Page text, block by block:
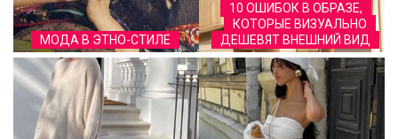
МОДА В ЭТНО-СТИЛЕ
10 ОШИБОК В ОБРАЗЕ,
КОТОРЫЕ ВИЗУАЛЬНО
ДЕШЕВЯТ ВНЕШНИЙ ВИД